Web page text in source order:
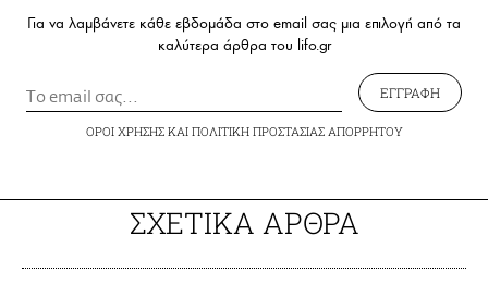
Για να λαμβάνετε κάθε εβδομάδα στο email σας μια επιλογή από τα
καλύτερα άρθρα του lifo.gr
ΕΓΓΡΑΦΗ
ΟΡΟΙ ΧΡΗΣΗΣΚΑΙ ΠΟΛΙΤΙΚΗ ΠΡΟΣΤΑΣΙΑΣ ΑΠΟΡΡΗΤΟΥ
ΣΧΕΤΙΚΑ ΑΡΘΡΑ